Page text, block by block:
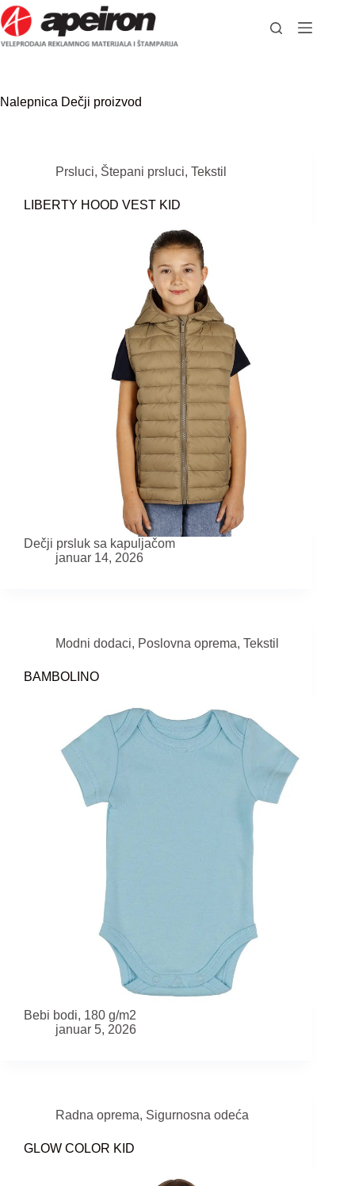
Skip
to
content
Nalepnica Dečji proizvod
Prsluci, Štepani prsluci, Tekstil
LIBERTY HOOD VEST KID
Dečji prsluk sa kapuljačom
januar 14, 2026
Modni dodaci, Poslovna oprema, Tekstil
BAMBOLINO
Bebi bodi, 180 g/m2
januar 5, 2026
Radna oprema, Sigurnosna odeća
GLOW COLOR KID